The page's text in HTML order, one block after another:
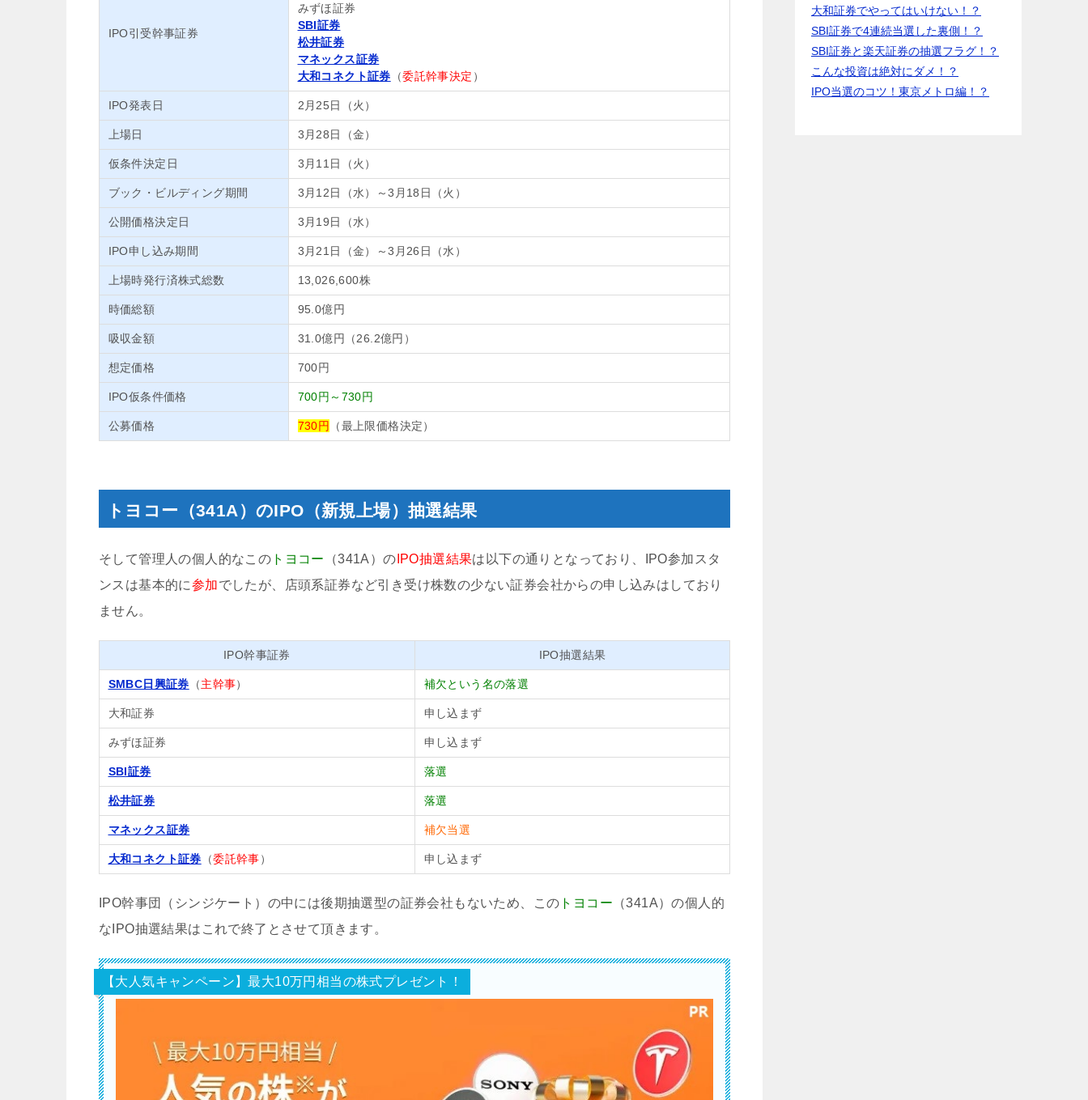
IPO引受幹事証券
みずほ証券
SBI証券
松井証券
マネックス証券
大和コネクト証券 （委託幹事決定 ）
IPO発表日 2月25日（火）
上場日 3月28日（金）
仮条件決定日 3月11日（火）
ブック・ビルディング期間 3月12日（水）～3月18日（火）
公開価格決定日 3月19日（水）
IPO申し込み期間 3月21日（金）～3月26日（水）
上場時発行済株式総数 13,026,600株
時価総額 95.0億円
吸収金額 31.0億円（26.2億円）
想定価格 700円
IPO仮条件価格 700円～730円
公募価格 730円 （最上限価格決定）
トヨコー（341A）のIPO（新規上場）抽選結果
そして管理人の個人的なこの トヨコー （341A）の IPO抽選結果は以下の通りとなっており、IPO参加スタ
ンスは基本的に参加でしたが、店頭系証券など引き受け株数の少ない証券会社からの申し込みはしており
ません。
IPO幹事証券 IPO抽選結果
SMBC日興証券 （主幹事） 補欠という名の落選
大和証券 申し込まず
みずほ証券 申し込まず
SBI証券 落選
松井証券 落選
マネックス証券 補欠当選
大和コネクト証券 （委託幹事） 申し込まず
IPO幹事団（シンジケート）の中には後期抽選型の証券会社もないため、この トヨコー （341A）の個人的
なIPO抽選結果はこれで終了とさせて頂きます。
【大人気キャンペーン】最大10万円相当の株式プレゼント！
大和証券でやってはいけない！？
SBI証券で4連続当選した裏側！？
SBI証券と楽天証券の抽選フラグ！？
こんな投資は絶対にダメ！？
IPO当選のコツ！東京メトロ編！？